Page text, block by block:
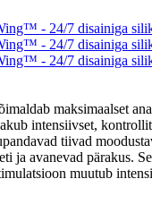
maksimaalset
intensiivset,
tiivad
ja avanevad pärakus.
muutub